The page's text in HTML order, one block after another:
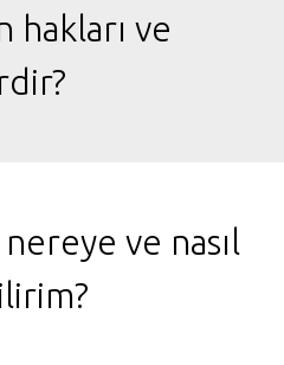
hakları ve
ve nasıl